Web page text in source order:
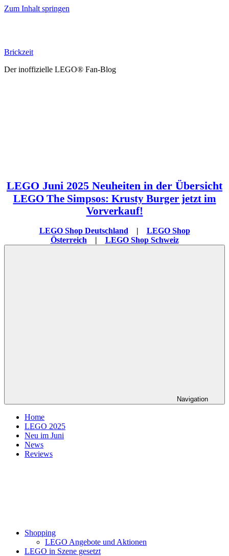
Zum Inhalt springen
Brickzeit
Der inoffizielle LEGO® Fan-Blog
LEGO Juni 2025 Neuheiten in der Übersicht
LEGO The Simpsos: Krusty Burger jetzt im
Vorverkauf!
LEGO Shop Deutschland | LEGO Shop
Österreich | LEGO Shop Schweiz
Navigation
Home
LEGO 2025
Neu im Juni
News
Reviews
Shopping
LEGO Angebote und Aktionen
LEGO in Szene gesetzt